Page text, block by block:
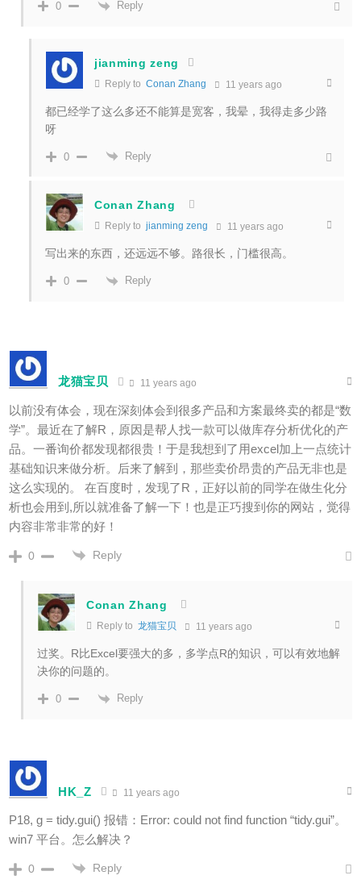
0 Reply
jianming zeng
Reply to Conan Zhang 11 years ago
都已经学了这么多还不能算是宽客，我晕，我得走多少路
呀
0 Reply
Conan Zhang
Reply to jianming zeng 11 years ago
写出来的东西，还远远不够。路很长，门槛很高。
0 Reply
龙猫宝贝 11 years ago
以前没有体会，现在深刻体会到很多产品和方案最终卖的都是“数
学”。最近在了解R，原因是帮人找一款可以做库存分析优化的产
品。一番询价都发现都很贵！于是我想到了用excel加上一点统计
基础知识来做分析。后来了解到，那些卖价昂贵的产品无非也是
这么实现的。 在百度时，发现了R，正好以前的同学在做生化分
析也会用到,所以就准备了解一下！也是正巧搜到你的网站，觉得
内容非常非常的好！
0 Reply
Conan Zhang
Reply to 龙猫宝贝 11 years ago
过奖。R比Excel要强大的多，多学点R的知识，可以有效地解
决你的问题的。
0 Reply
HK_Z 11 years ago
P18, g = tidy.gui() 报错：Error: could not find function “tidy.gui”。
win7 平台。怎么解决？
0 Reply